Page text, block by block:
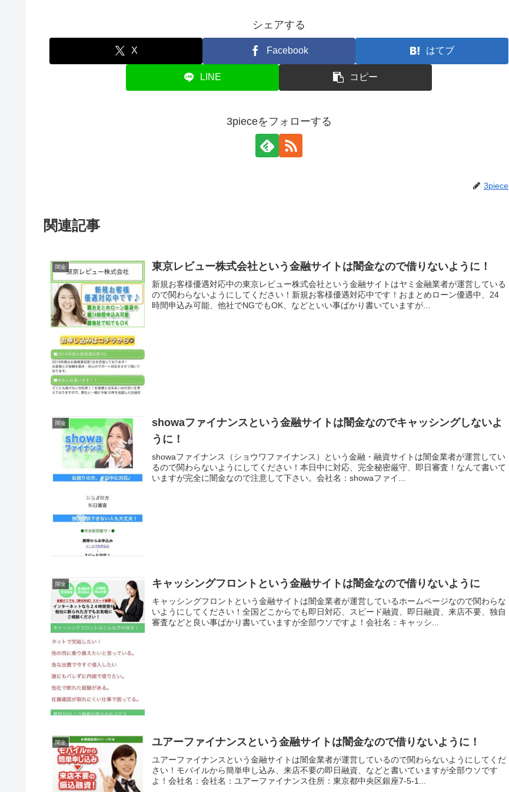
シェアする
X Facebook はてブ
LINE コピー
3pieceをフォローする
3piece
関連記事
闇金 東京レビュー株式会社という金融サイトは闇金なので借りないように！
新規お客様優遇対応中の東京レビュー株式会社という金融サイトはヤミ金融業者が運営している
ので関わらないようにしてください！新規お客様優遇対応中です！おまとめローン優遇中、24
時間申込み可能、他社でNGでもOK、などといい事ばかり書いていますが...
闇金
showaファイナンスという金融サイトは闇金なのでキャッシングしないよ
うに！
showaファイナンス（ショウワファイナンス）という金融・融資サイトは闇金業者が運営してい
るので関わらないようにしてください！本日中に対応、完全秘密厳守、即日審査！なんて書いて
いますが完全に闇金なので注意して下さい。会社名：showaファイ...
闇金 キャッシングフロントという金融サイトは闇金なので借りないように
キャッシングフロントという金融サイトは闇金業者が運営しているホームページなので関わらな
いようにしてください！全国どこからでも即日対応、スピード融資、即日融資、来店不要、独自
審査などと良い事ばかり書いていますが全部ウソですよ！会社名：キャッシ...
闇金 ユアーファイナンスという金融サイトは闇金なので借りないように！
ユアーファイナンスという金融サイトは闇金業者が運営しているので関わらないようにしてくだ
さい！モバイルから簡単申し込み、来店不要の即日融資、などと書いていますが全部ウソです
よ！会社名：会社名：ユアーファイナンス住所：東京都中央区銀座7-5-1...